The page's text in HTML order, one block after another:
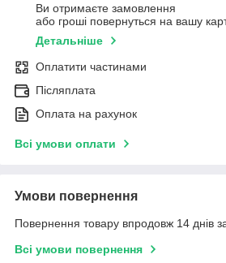
Ви отримаєте замовлення
або гроші повернуться на вашу
Детальніше
Оплатити частинами
Післяплата
Оплата на рахунок
Всі умови оплати
Умови повернення
Повернення товару впродовж 14 днів
Всі умови повернення